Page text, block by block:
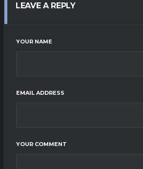
LEAVE A REPLY
YOUR NAME
EMAIL ADDRESS
YOUR COMMENT